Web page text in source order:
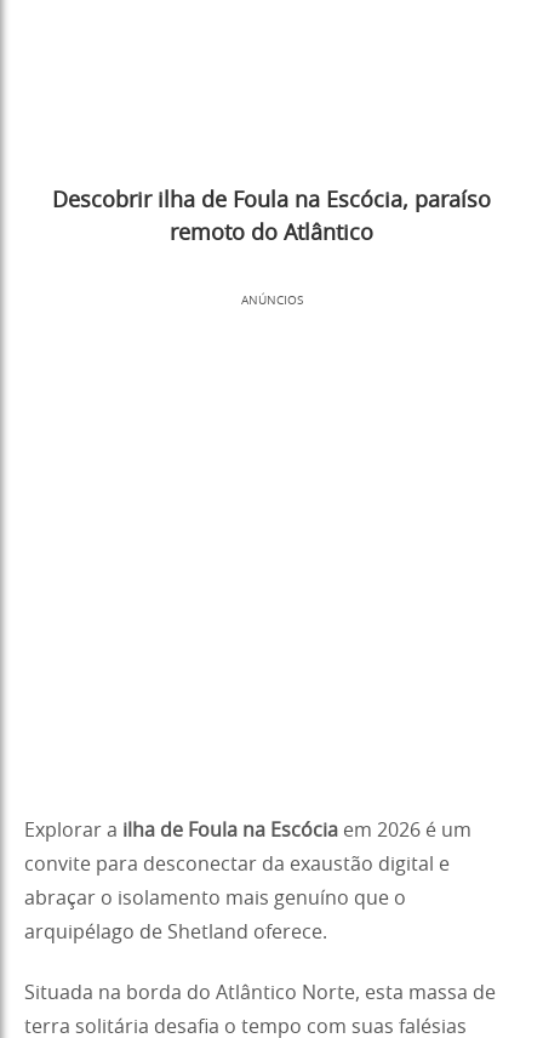
Descobrir ilha de Foula na Escócia, paraíso
remoto do Atlântico
ANÚNCIOS
Explorar a ilha de Foula na Escócia em 2026 é um
convite para desconectar da exaustão digital e
abraçar o isolamento mais genuíno que o
arquipélago de Shetland oferece.
Situada na borda do Atlântico Norte, esta massa de
terra solitária desafia o tempo com suas falésias